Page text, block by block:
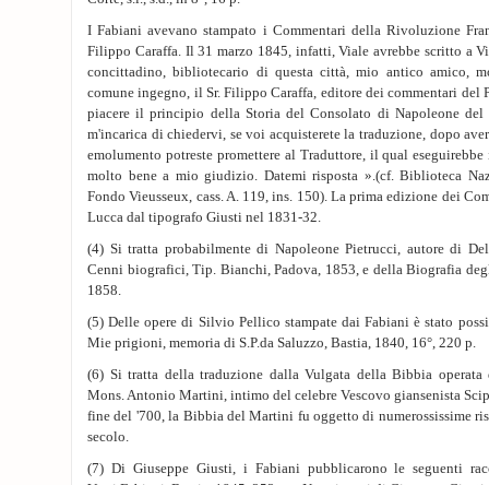
I Fabiani avevano stampato i Commentari della Rivoluzione
Filippo Caraffa. Il 31 marzo 1845, infatti, Viale avrebbe scritto a
concittadino, bibliotecario di questa città, mio antico amico,
comune ingegno, il Sr. Filippo Caraffa, editore dei commentari del
piacere il principio della Storia del Consolato di Napoleone del
m'incarica di chiedervi, se voi acquisterete la traduzione, dopo
emolumento potreste promettere al Traduttore, il qual
molto bene a mio giudizio. Datemi risposta ».(cf. Biblioteca
Fondo Vieusseux, cass. A. 119, ins. 150). La prima edizione dei
Lucca dal tipografo Giusti nel 1831-32.
(4) Si tratta probabilmente di Napoleone Pietrucci, autore di
Cenni biografici, Tip. Bianchi, Padova, 1853, e della Biografia
1858.
(5) Delle opere di Silvio Pellico stampate dai Fabiani è stato
Mie prigioni, memoria di S.P.da Saluzzo, Bastia, 1840, 16°, 220 p.
(6) Si tratta della traduzione dalla Vulgata della Bibbia operata
Mons. Antonio Martini, intimo del celebre Vescovo giansenista
fine del '700, la Bibbia del Martini fu oggetto di numerossissime
secolo.
(7) Di Giuseppe Giusti, i Fabiani pubblicarono le seguenti